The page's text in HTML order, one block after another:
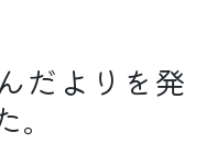
だよりを発